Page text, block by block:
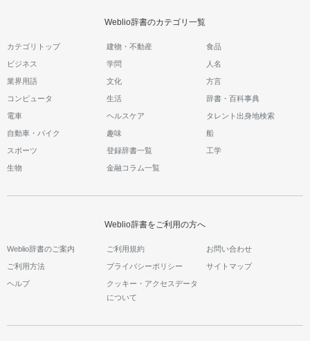
Weblio辞書のカテゴリ一覧
カテゴリトップ 建物・不動産 食品
ビジネス 学問 人名
業界用語 文化 方言
コンピュータ 生活 辞書・百科事典
電車 ヘルスケア タレント出身地検索
自動車・バイク 趣味 船
スポーツ 登録辞書一覧 工学
生物 金融コラム一覧
Weblio辞書をご利用の方へ
Weblio辞書のご案内 ご利用規約 お問い合わせ
ご利用方法 プライバシーポリシー サイトマップ
ヘルプ
クッキー・アクセスデータ
について